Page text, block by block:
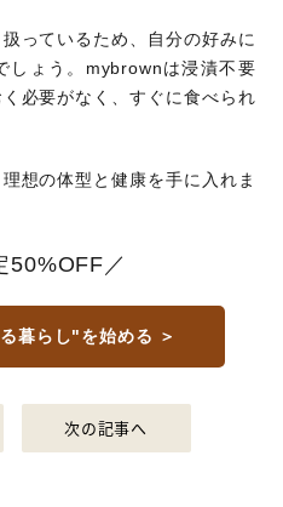
っているため、自分の好みに
しょう。mybrownは浸漬不要
必要がなく、すぐに食べられ
想の体型と健康を手に入れま
50%OFF／
暮らし"を始める ＞
次の記事へ